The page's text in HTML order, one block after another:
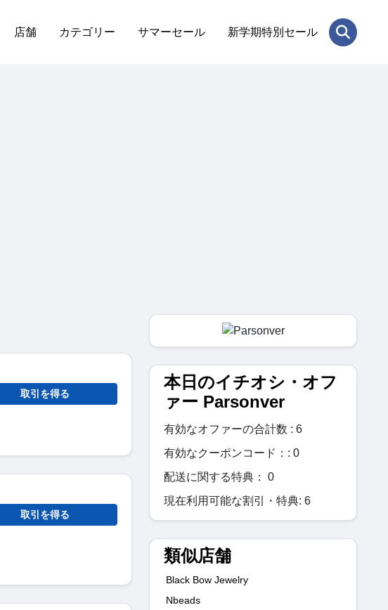
店舗 カテゴリー サマーセール 新学期特別セール
取引を得る
取引を得る
本日のイチオシ・オフ
ァー Parsonver
有効なオファーの合計数 : 6
有効なクーポンコード：: 0
配送に関する特典： 0
現在利用可能な割引・特典: 6
類似店舗
Black Bow Jewelry
Nbeads